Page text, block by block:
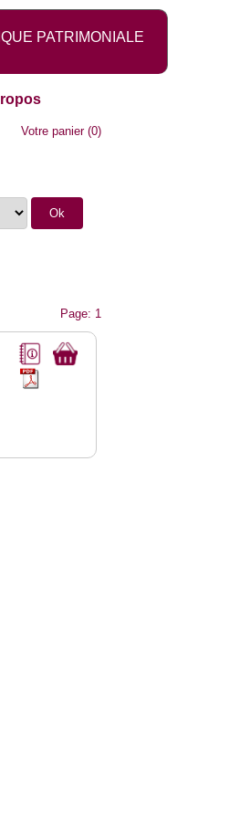
PATRIMONIALE
Votre panier(0)
Page: 1